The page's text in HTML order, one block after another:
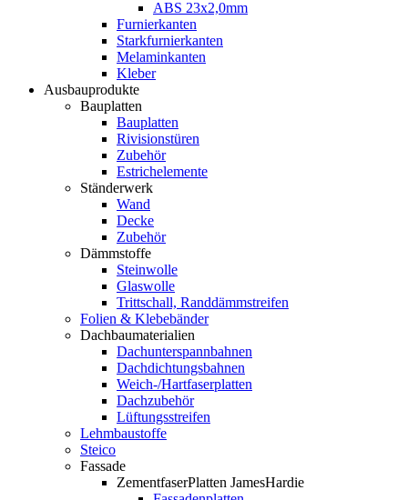
ABS 23x2,0mm
Furnierkanten
Starkfurnierkanten
Melaminkanten
Kleber
Ausbauprodukte
Bauplatten
Bauplatten
Rivisionstüren
Zubehör
Estrichelemente
Ständerwerk
Wand
Decke
Zubehör
Dämmstoffe
Steinwolle
Glaswolle
Trittschall, Randdämmstreifen
Folien & Klebebänder
Dachbaumaterialien
Dachunterspannbahnen
Dachdichtungsbahnen
Weich-/Hartfaserplatten
Dachzubehör
Lüftungsstreifen
Lehmbaustoffe
Steico
Fassade
ZementfaserPlatten JamesHardie